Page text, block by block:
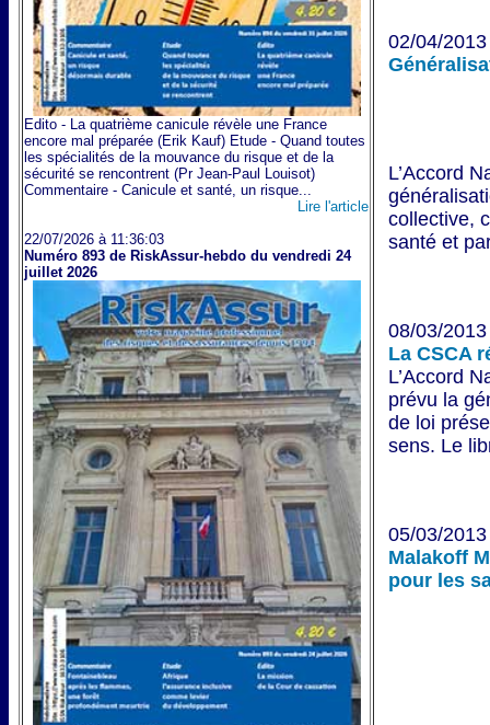
Edito - La quatrième canicule révèle une France
encore mal préparée (Erik Kauf) Etude - Quand toutes
les spécialités de la mouvance du risque et de la
sécurité se rencontrent (Pr Jean-Paul Louisot)
Commentaire - Canicule et santé, un risque...
Lire l'article
22/07/2026 à 11:36:03
Numéro 893 de RiskAssur-hebdo du vendredi 24
juillet 2026
02/04/
L’Accord
collective,
santé et
08/03/
La CSCA
L’Accord
prévu la
de loi
sens. Le
05/03/
Malakoff
pour les